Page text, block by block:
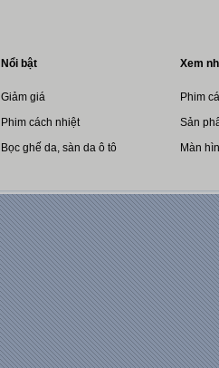
Nổi bật
Giảm giá
Phim cách nhiệt
Bọc ghế da, sàn da ô tô
Xem
Phim
Sản
Màn